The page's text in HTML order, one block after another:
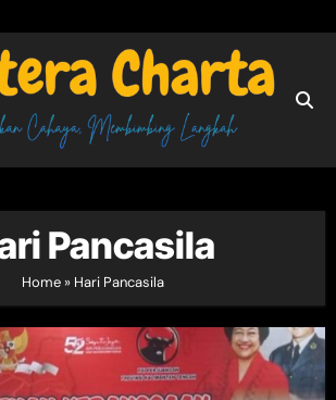
Pancasila
Home» Hari Pancasila